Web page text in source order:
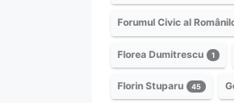
Forumul Civic al
Florea Dumitrescu 1
Florin Stuparu 45